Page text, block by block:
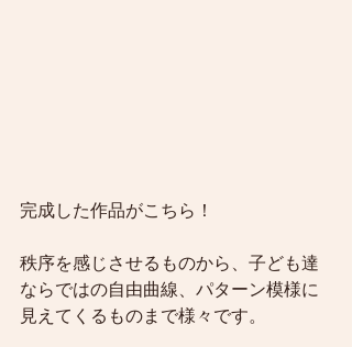
完成した作品がこちら！
秩序を感じさせるものから、子ども達
ならではの自由曲線、パターン模様に
見えてくるものまで様々です。